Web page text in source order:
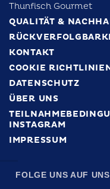
Thunfisch Gourmet
QUALITÄT &
KONTAKT
COOKIE
DATENSCHUTZ
ÜBER UNS
INSTAGRAM
IMPRESSUM
FOLGE UNS AUF